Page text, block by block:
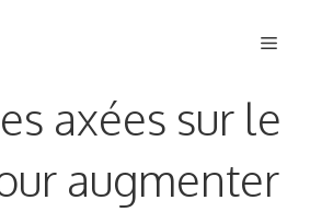
axées sur le
augmenter